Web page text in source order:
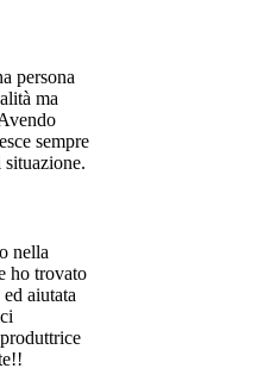
persona
ma
sempre
nella
ho trovato
aiutata